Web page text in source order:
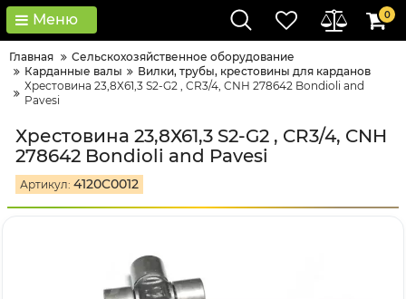
Меню 0
Главная
Сельскохозяйственное оборудование
Карданные валы
Вилки, трубы, крестовины для карданов
Хрестовина 23,8Х61,3 S2-G2 , CR3/4, CNH 278642 Bondioli and
Pavesi
Хрестовина 23,8Х61,3 S2-G2 , CR3/4, CNH
278642 Bondioli and Pavesi
Артикул: 4120C0012